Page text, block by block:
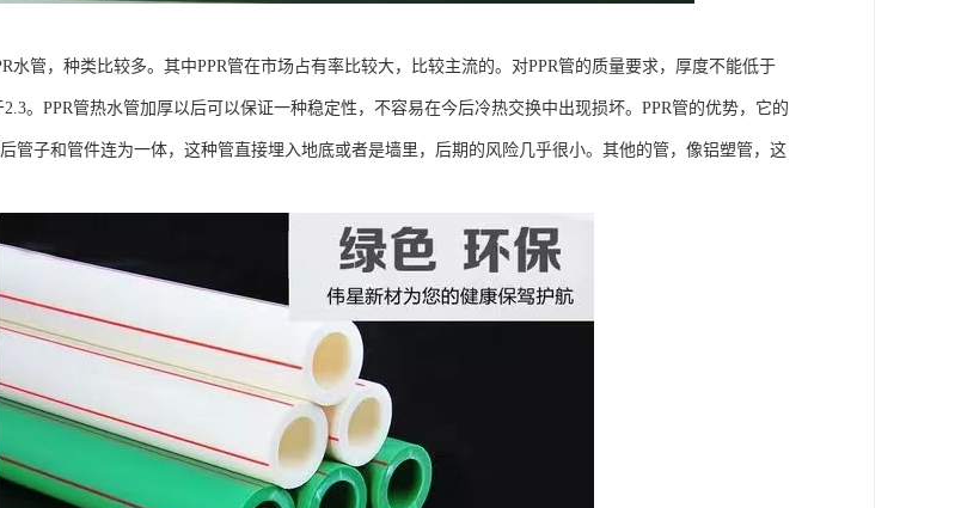
水管，种类比较多。其中PPR管在市场占有率比较大，比较主流的。对PPR管的质量要求，厚度不能低于
。PPR管热水管加厚以后可以保证一种稳定性，不容易在今后冷热交换中出现损坏。PPR管的优势，它的
管子和管件连为一体，这种管直接埋入地底或者是墙里，后期的风险几乎很小。其他的管，像铝塑管，这